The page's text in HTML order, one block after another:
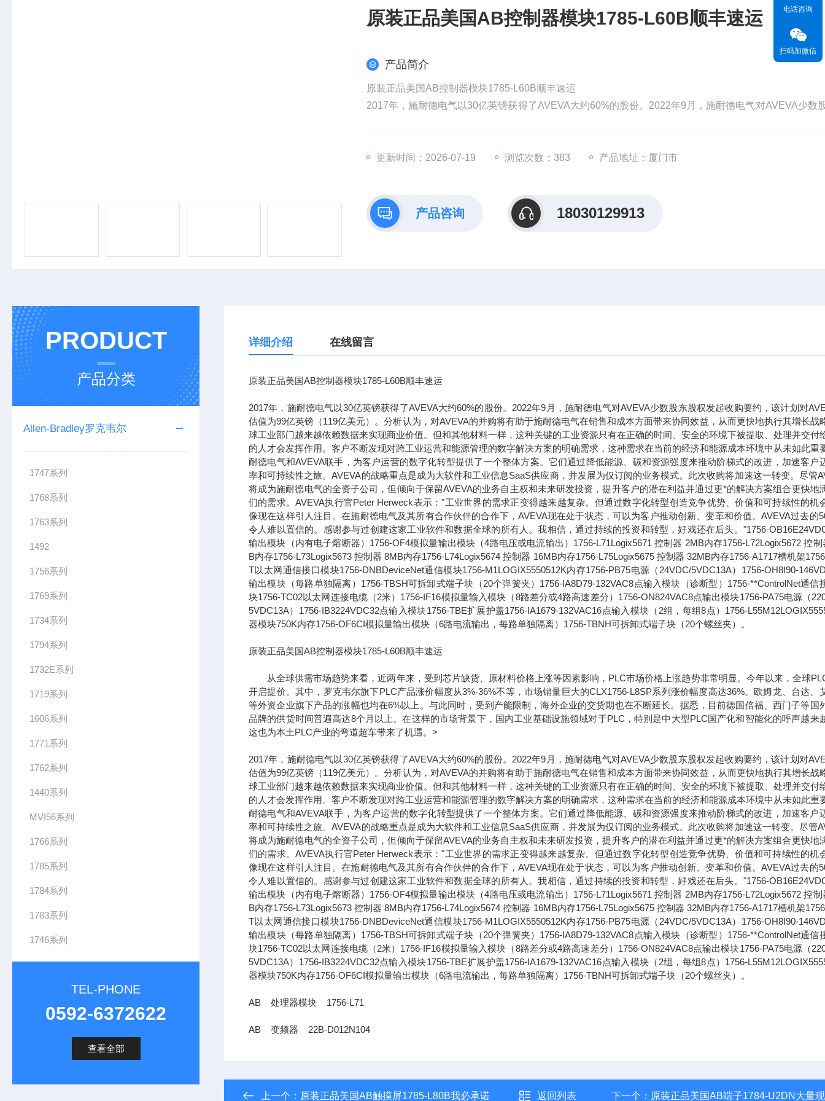
原装正品美国AB控制器模块1785-L60B顺丰速运
产品简介
原装正品美国AB控制器模块1785-L60B顺丰速运
2017年，施耐德电气以30亿英镑获得了AVEVA大约60%的股份。2022年9月，施耐德电气对AVEVA少数
全球工业部门越来越依赖数据来实现商业价值。但和其他材料一
更新时间：2026-07-19 浏览次数：383 产品地址：厦门市
产品咨询 18030129913
PRODUCT
产品分类
Allen-Bradley罗克韦尔
1747系列
1768系列
1763系列
1492
1756系列
1769系列
1734系列
1794系列
1732E系列
1719系列
1606系列
1771系列
1762系列
1440系列
MVI56系列
1766系列
1785系列
1784系列
1783系列
1746系列
TEL-PHONE
0592-6372622
查看全部
详细介绍 在线留言
原装正品美国AB控制器模块1785-L60B顺丰速运
2017年，施耐德电气以30亿英镑获得了AVEVA大约60%的股份。2022年9月，施耐德电气对AVEVA少数股东股权发起收购要约，该计划对
估值为99亿英镑（119亿美元）。分析认为，对AVEVA的并购将有助于施耐德电气在销售和成本方面带来协同效益，从而更快地执行其增长战
球工业部门越来越依赖数据来实现商业价值。但和其他材料一样，这种关键的工业资源只有在正确的时间、安全的环境下被提取、处理并交付
的人才会发挥作用。客户不断发现对跨工业运营和能源管理的数字解决方案的明确需求，这种需求在当前的经济和能源成本环境中从未如此重
耐德电气和AVEVA联手，为客户运营的数字化转型提供了一个整体方案。它们通过降低能源、碳和资源强度来推动阶梯式的改进，加速客户
率和可持续性之旅。AVEVA的战略重点是成为大软件和工业信息SaaS供应商，并发展为仅订阅的业务模式。此次收购将加速这一转变。尽管
将成为施耐德电气的全资子公司，但倾向于保留AVEVA的业务自主权和未来研发投资，提升客户的潜在利益并通过更*的解决方案组合更快地
们的需求。AVEVA执行官Peter Herweck表示："工业世界的需求正变得越来越复杂。但通过数字化转型创造竞争优势、价值和可持续性的机
像现在这样引人注目。在施耐德电气及其所有合作伙伴的合作下，AVEVA现在处于状态，可以为客户推动创新、变革和价值。AVEVA过去的
令人难以置信的。感谢参与过创建这家工业软件和数据全球的所有人。我相信，通过持续的投资和转型，好戏还在后头。"1756-
输出模块（内有电子熔断器）1756-OF4模拟量输出模块（4路电压或电流输出）1756-L71Logix5671 控制器 2MB内存1756-L72Logix5672 控制
B内存1756-L73Logix5673 控制器 8MB内存1756-L74Logix5674 控制器 16MB内存1756-L75Logix5675 控制器 32MB内存1756-A1717槽机架
T以太网通信接口模块1756-DNBDeviceNet通信模块1756-M1LOGIX5550512K内存1756-PB75电源（24VDC/5VDC13A）1756-OH8I90-
输出模块（每路单独隔离）1756-TBSH可拆卸式端子块（20个弹簧夹）1756-IA8D79-132VAC8点输入模块（诊断型）1756-**ControlNet通信
块1756-TC02以太网连接电缆（2米）1756-IF16模拟量输入模块（8路差分或4路高速差分）1756-ON824VAC8点输出模块1756-PA75电源（
5VDC13A）1756-IB3224VDC32点输入模块1756-TBE扩展护盖1756-IA1679-132VAC16点输入模块（2组，每组8点）1756-
器模块750K内存1756-OF6CI模拟量输出模块（6路电流输出，每路单独隔离）1756-TBNH可拆卸式端子块（20个螺丝夹）。
原装正品美国AB控制器模块1785-L60B顺丰速运
从全球供需市场趋势来看，近两年来，受到芯片缺货、原材料价格上涨等因素影响，PLC市场价格上涨趋势非常明显。今年以来，全球
开启提价。其中，罗克韦尔旗下PLC产品涨价幅度从3%-36%不等，市场销量巨大的CLX1756-L8SP系列涨价幅度高达36%。欧姆龙、台达、
等外资企业旗下产品的涨幅也均在6%以上。与此同时，受到产能限制，海外企业的交货期也在不断延长。据悉，目前德国倍福、西门子等国
品牌的供货时间普遍高达8个月以上。在这样的市场背景下，国内工业基础设施领域对于PLC，特别是中大型PLC国产化和智能化的呼声越来
这也为本土PLC产业的弯道超车带来了机遇。>
2017年，施耐德电气以30亿英镑获得了AVEVA大约60%的股份。2022年9月，施耐德电气对AVEVA少数股东股权发起收购要约，该计划对
估值为99亿英镑（119亿美元）。分析认为，对AVEVA的并购将有助于施耐德电气在销售和成本方面带来协同效益，从而更快地执行其增长战
球工业部门越来越依赖数据来实现商业价值。但和其他材料一样，这种关键的工业资源只有在正确的时间、安全的环境下被提取、处理并交付
的人才会发挥作用。客户不断发现对跨工业运营和能源管理的数字解决方案的明确需求，这种需求在当前的经济和能源成本环境中从未如此重
耐德电气和AVEVA联手，为客户运营的数字化转型提供了一个整体方案。它们通过降低能源、碳和资源强度来推动阶梯式的改进，加速客户
率和可持续性之旅。AVEVA的战略重点是成为大软件和工业信息SaaS供应商，并发展为仅订阅的业务模式。此次收购将加速这一转变。尽管
将成为施耐德电气的全资子公司，但倾向于保留AVEVA的业务自主权和未来研发投资，提升客户的潜在利益并通过更*的解决方案组合更快地
们的需求。AVEVA执行官Peter Herweck表示："工业世界的需求正变得越来越复杂。但通过数字化转型创造竞争优势、价值和可持续性的机
像现在这样引人注目。在施耐德电气及其所有合作伙伴的合作下，AVEVA现在处于状态，可以为客户推动创新、变革和价值。AVEVA过去的
令人难以置信的。感谢参与过创建这家工业软件和数据全球的所有人。我相信，通过持续的投资和转型，好戏还在后头。"1756-
输出模块（内有电子熔断器）1756-OF4模拟量输出模块（4路电压或电流输出）1756-L71Logix5671 控制器 2MB内存1756-L72Logix5672 控制
B内存1756-L73Logix5673 控制器 8MB内存1756-L74Logix5674 控制器 16MB内存1756-L75Logix5675 控制器 32MB内存1756-A1717槽机架
T以太网通信接口模块1756-DNBDeviceNet通信模块1756-M1LOGIX5550512K内存1756-PB75电源（24VDC/5VDC13A）1756-OH8I90-
输出模块（每路单独隔离）1756-TBSH可拆卸式端子块（20个弹簧夹）1756-IA8D79-132VAC8点输入模块（诊断型）1756-**ControlNet通信
块1756-TC02以太网连接电缆（2米）1756-IF16模拟量输入模块（8路差分或4路高速差分）1756-ON824VAC8点输出模块1756-PA75电源（
5VDC13A）1756-IB3224VDC32点输入模块1756-TBE扩展护盖1756-IA1679-132VAC16点输入模块（2组，每组8点）1756-
器模块750K内存1756-OF6CI模拟量输出模块（6路电流输出，每路单独隔离）1756-TBNH可拆卸式端子块（20个螺丝夹）。
AB 处理器模块 1756-L71
AB 变频器 22B-D012N104
上一个： 原装正品美国AB触摸屏1785-L80B我必承诺 返回列表 下一个： 原装正品美国AB端子1784-U2DN大量
电话咨询
扫码加微信